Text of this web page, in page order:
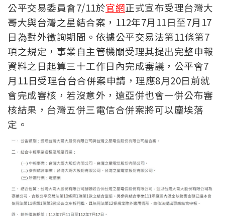
公平交易委員會7/11於官網正式宣布受理台灣大
哥大與台灣之星結合案，112年7月11日至7月17
日為對外徵詢期間。依據公平交易法第11條第7
項之規定，事業自主管機關受理其提出完整申報
資料之日起算三十工作日內完成審議，公平會7
月11日受理台台合併案申請，理應8月20日前就
會完成審核，若沒意外，遠亞併也會一併公布審
核結果，台灣五併三電信合併案將可以塵埃落
定。